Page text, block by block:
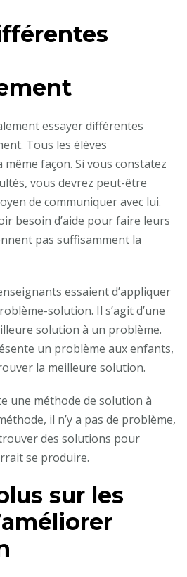
essayer différentes
Tous les élèves
même façon. Si vous constatez
vous devrez peut-être
de communiquer avec lui.
besoin d’aide pour faire leurs
pas suffisamment la
essaient d’appliquer
solution. Il s’agit d’une
solution à un problème.
un problème aux enfants,
la meilleure solution.
une méthode de solution à
il n’y a pas de problème,
des solutions pour
se produire.
sur les